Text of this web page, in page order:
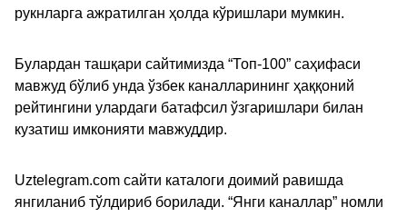
рукнларга ажратилган ҳолда кўришлари мумкин.
Булардан ташқари сайтимизда “Топ-100” саҳифаси
мавжуд бўлиб унда ўзбек каналларининг ҳаққоний
рейтингини улардаги батафсил ўзгаришлари билан
кузатиш имконияти мавжуддир.
Uztelegram.com сайти каталоги доимий равишда
янгиланиб тўлдириб борилади. “Янги каналлар” номли